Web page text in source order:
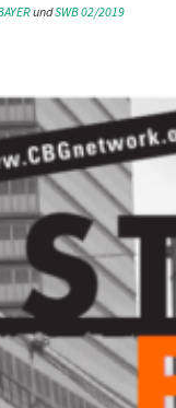
und SWB 02/2019